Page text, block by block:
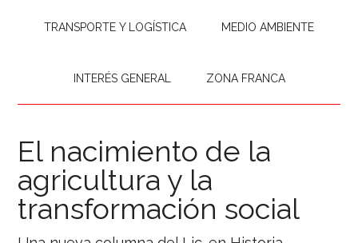
TRANSPORTE Y LOGÍSTICA MEDIO AMBIENTE
INTERÉS GENERAL ZONA FRANCA
El nacimiento de la
agricultura y la
transformación social